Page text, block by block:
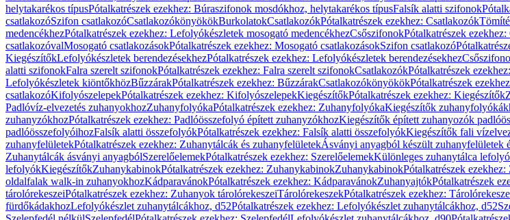
helytakarékos típusPótalkatrészek ezekhez: Búraszifonok mosdókhoz, helytakarékos típusFalsík alatti szifonok
csatlakozóSzifon csatlakozóCsatlakozókönyökökBurkolatokCsatlakozókPótalkatrészek ezekhez: Csatlakozók
medencékhezPótalkatrészek ezekhez: Lefolyókészletek mosogató medencékhezCsőszifonokPótalkatrészek
csatlakozóvalMosogató csatlakozásokPótalkatrészek ezekhez: Mosogató csatlakozásokSzifon csatlakozó
KiegészítőkLefolyókészletek berendezésekhezPótalkatrészek ezekhez: Lefolyókészletek berendezésekhez
alatti szifonokFalra szerelt szifonokPótalkatrészek ezekhez: Falra szerelt szifonokCsatlakozókPótalkatrészek
Lefolyókészletek kiöntőkhözBűzzárakPótalkatrészek ezekhez: BűzzárakCsatlakozókönyökökPótalkatrészek
csatlakozóKifolyószelepekPótalkatrészek ezekhez: KifolyószelepekKiegészítőkPótalkatrészek ezekhez: Kiegészítők
Padlóvíz-elvezetés zuhanyokhozZuhanyfolyókaPótalkatrészek ezekhez: ZuhanyfolyókaKiegészítők
zuhanyzókhozPótalkatrészek ezekhez: Padlóösszefolyó épített zuhanyzókhozKiegészítők épített zuhanyozók
padlóösszefolyóihozFalsík alatti összefolyókPótalkatrészek ezekhez: Falsík alatti összefolyókKiegészítők fali
zuhanyfelületekPótalkatrészek ezekhez: Zuhanytálcák és zuhanyfelületekÁsványi anyagból készült zuhanyfelületek
Zuhanytálcák ásványi anyagbólSzerelőelemekPótalkatrészek ezekhez: SzerelőelemekKülönleges zuhanytálca
lefolyókKiegészítőkZuhanykabinokPótalkatrészek ezekhez: ZuhanykabinokZuhanykabinokPótalkatrészek
oldalfalak walk-in zuhanyokhozKádparavánokPótalkatrészek ezekhez: KádparavánokZuhanyajtókPótalkatrészek
tárolórekeszeiPótalkatrészek ezekhez: Zuhanyok tárolórekeszeiTárolórekeszekPótalkatrészek ezekhez:
fürdőkádakhozLefolyókészlet zuhanytálcákhoz, d52Pótalkatrészek ezekhez: Lefolyókészlet zuhanytálcákhoz, d52